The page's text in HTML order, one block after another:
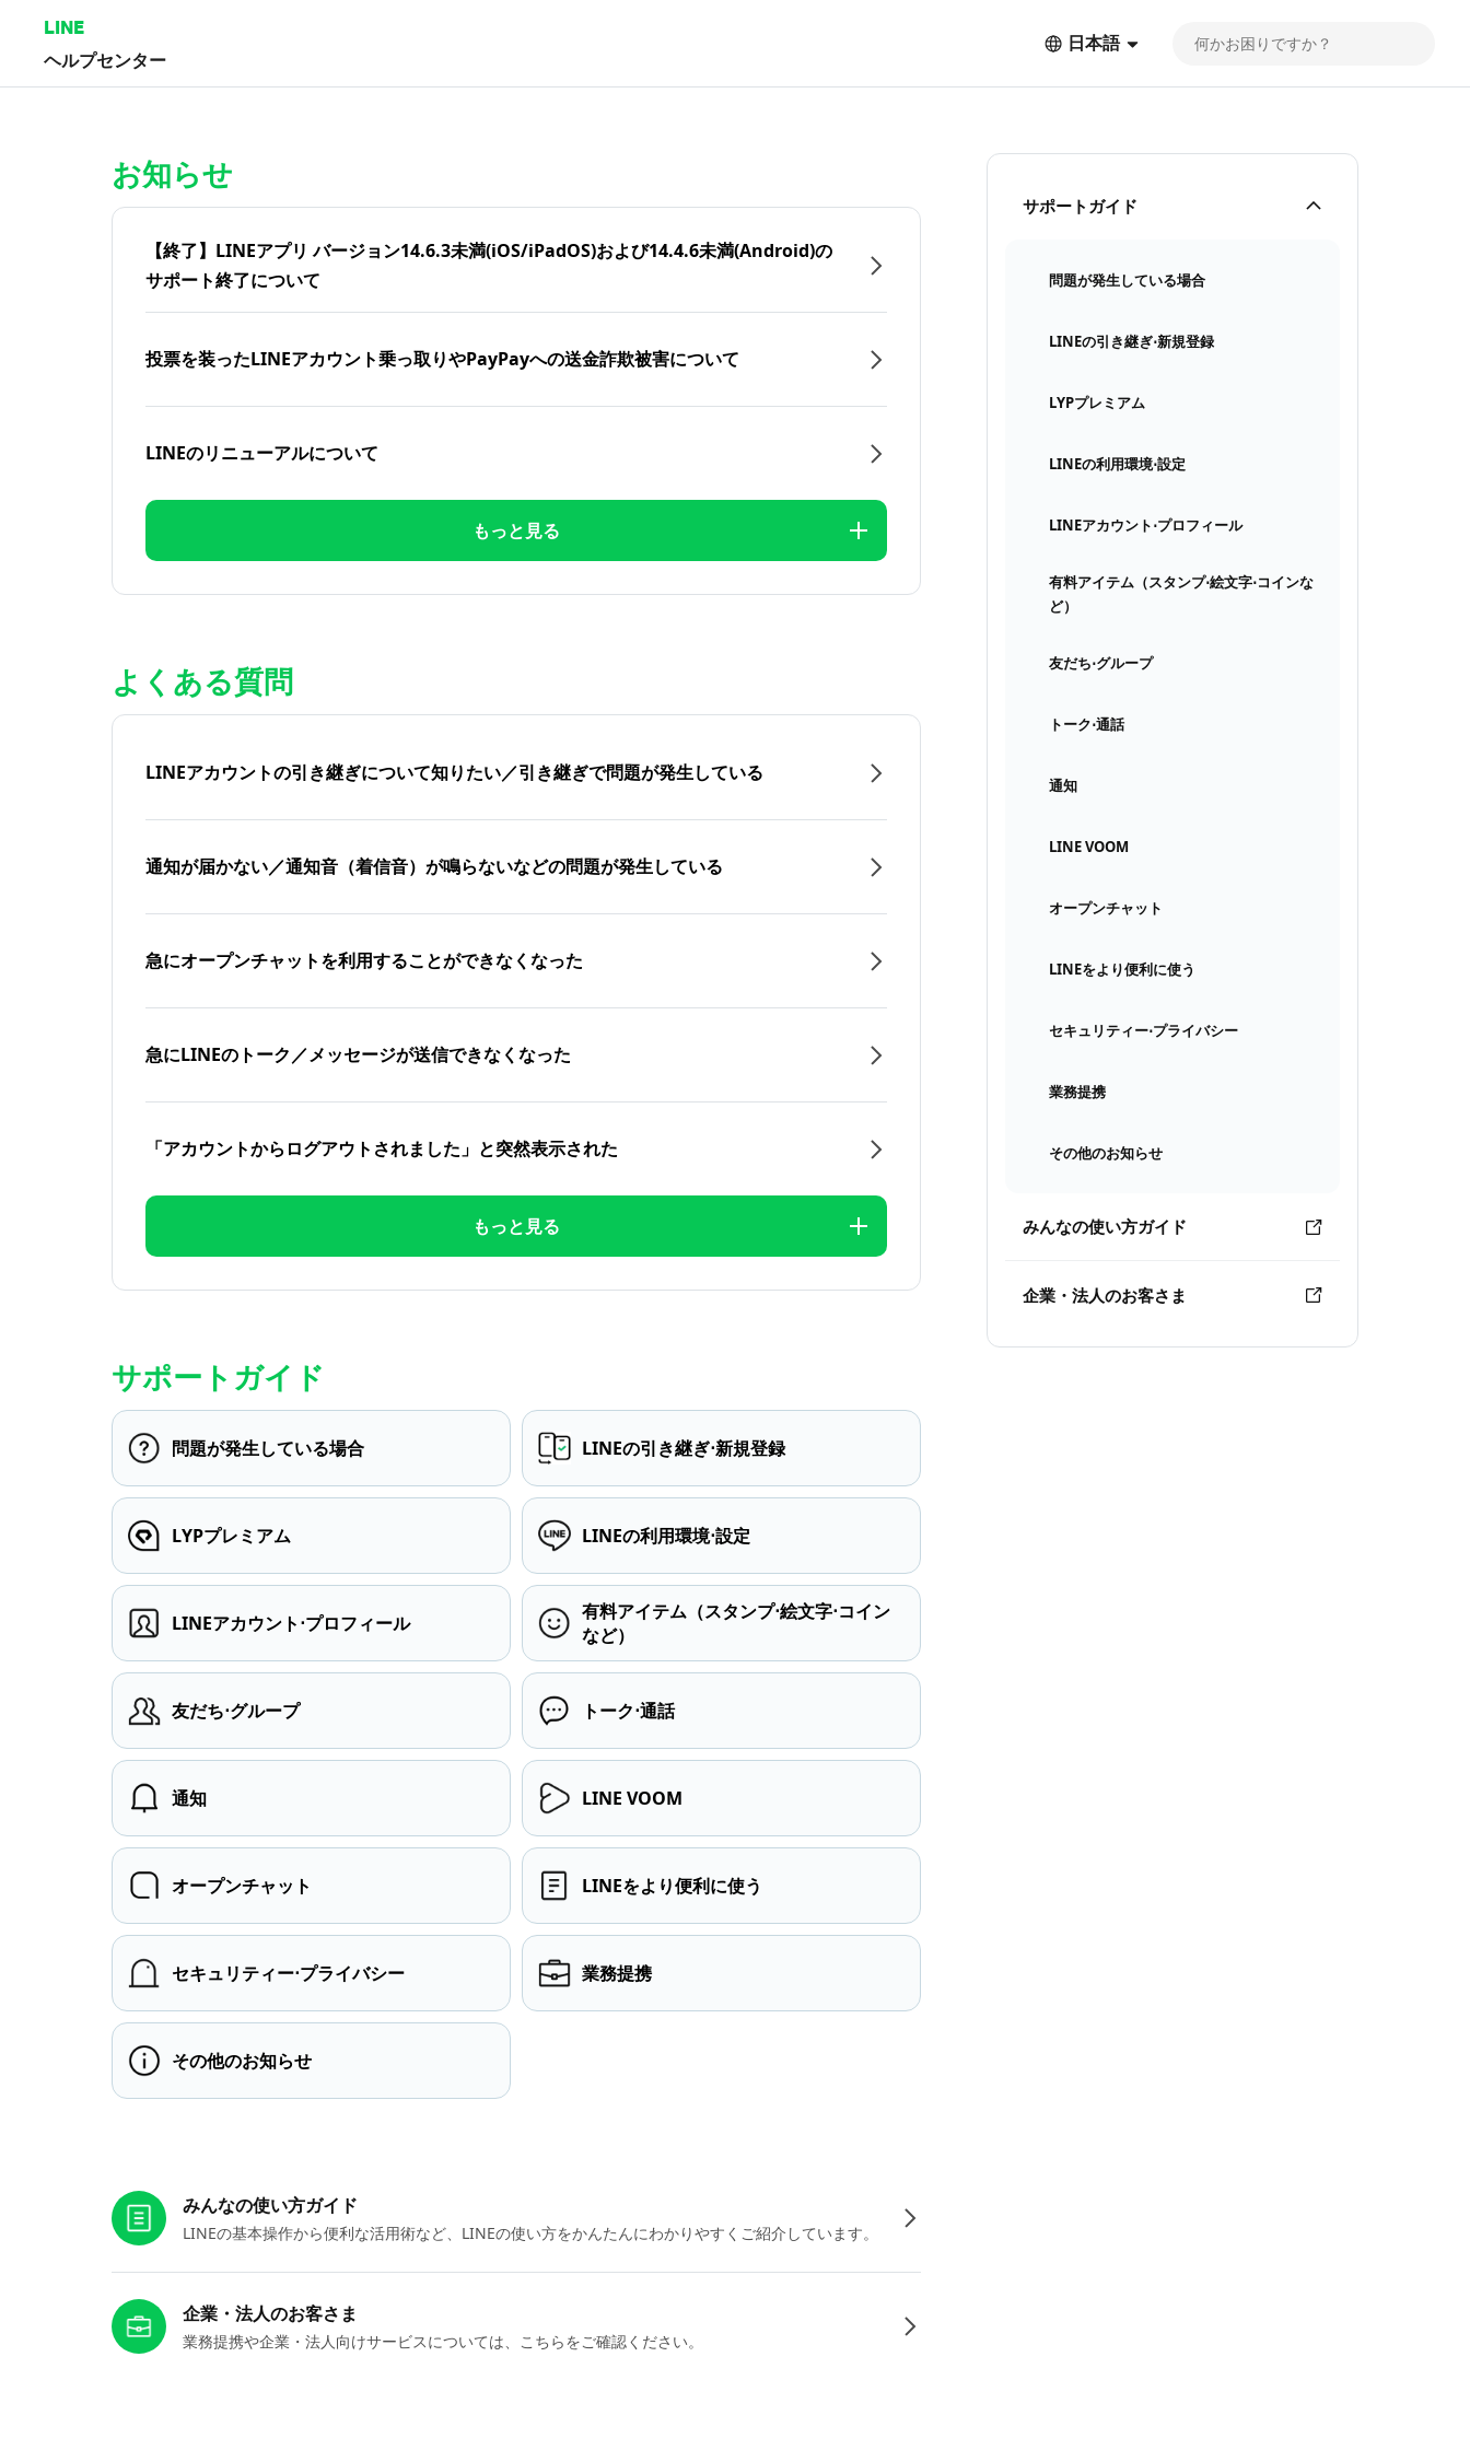
LINE
ヘルプセンター
日本語
サポートガイド
問題が発生している場合
LINEの引き継ぎ⋅新規登録
LYPプレミアム
LINEの利用環境⋅設定
LINEアカウント⋅プロフィール
有料アイテム（スタンプ⋅絵文字⋅コインな
ど）
友だち⋅グループ
トーク⋅通話
通知
LINE VOOM
オープンチャット
LINEをより便利に使う
セキュリティー⋅プライバシー
業務提携
その他のお知らせ
みんなの使い方ガイド
企業・法人のお客さま
お知らせ
【終了】LINEアプリ バージョン14.6.3未満(iOS/iPadOS)および14.4.6未満(Android)の
サポート終了について
投票を装ったLINEアカウント乗っ取りやPayPayへの送金詐欺被害について
LINEのリニューアルについて
もっと見る
よくある質問
LINEアカウントの引き継ぎについて知りたい／引き継ぎで問題が発生している
通知が届かない／通知音（着信音）が鳴らないなどの問題が発生している
急にオープンチャットを利用することができなくなった
急にLINEのトーク／メッセージが送信できなくなった
「アカウントからログアウトされました」と突然表示された
もっと見る
サポートガイド
問題が発生している場合 LINEの引き継ぎ⋅新規登録
LYPプレミアム LINEの利用環境⋅設定
LINEアカウント⋅プロフィール
有料アイテム（スタンプ⋅絵文字⋅コイン
など）
友だち⋅グループ トーク⋅通話
通知 LINE VOOM
オープンチャット LINEをより便利に使う
セキュリティー⋅プライバシー 業務提携
その他のお知らせ
みんなの使い方ガイド
LINEの基本操作から便利な活用術など、LINEの使い方をかんたんにわかりやすくご紹介しています。
企業・法人のお客さま
業務提携や企業・法人向けサービスについては、こちらをご確認ください。